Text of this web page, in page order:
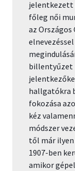
jelentkezett
főleg női
az
billentyűzet
hallgatókra
fokozása
kéz
módszer
től már ilyen
1907-ben
amikor